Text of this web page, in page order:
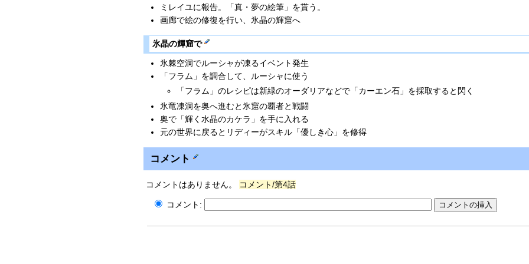
ミレイユに報告。「真・夢の絵筆」を貰う。
画廊で絵の修復を行い、氷晶の輝窟へ
氷晶の輝窟で
氷棘空洞でルーシャが凍るイベント発生
「フラム」を調合して、ルーシャに使う
「フラム」のレシピは新緑のオーダリアなどで「カーエン石」を採取すると閃く
氷竜凍洞を奥へ進むと氷窟の覇者と戦闘
奥で「輝く水晶のカケラ」を手に入れる
元の世界に戻るとリディーがスキル「優しき心」を修得
コメント
コメントはありません。 コメント/第4話
コメント: